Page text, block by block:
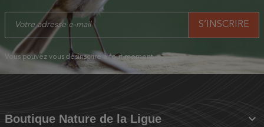
Vous pouvez vous désinscrire à tout moment.
Boutique Nature de la Ligue 